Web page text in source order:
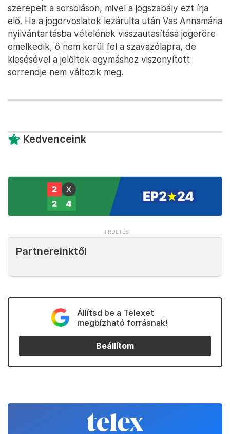
szerepelt a sorsoláson, mivel a jogszabály ezt írja
elő. Ha a jogorvoslatok lezárulta után Vas Annamária
nyilvántartásba vételének visszautasítása jogerőre
emelkedik, ő nem kerül fel a szavazólapra, de
kiesésével a jelöltek egymáshoz viszonyított
sorrendje nem változik meg.
Kedvenceink
Partnereinktől
Állítsd be a Telexet
megbízható forrásnak!
Beállítom